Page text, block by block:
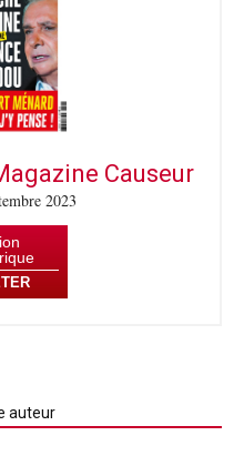
Causeur
2023
auteur